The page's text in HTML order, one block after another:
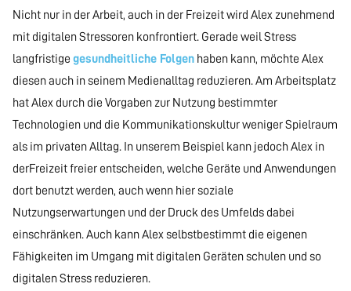
Nicht nur in der Arbeit, auch in der Freizeit wird Alex zunehmend
mit digitalen Stressoren konfrontiert. Gerade weil Stress
langfristige gesundheitliche Folgen haben kann, möchte Alex
diesen auch in seinem Medienalltag reduzieren. Am Arbeitsplatz
hat Alex durch die Vorgaben zur Nutzung bestimmter
Technologien und die Kommunikationskultur weniger Spielraum
als im privaten Alltag. In unserem Beispiel kann jedoch Alex in
derFreizeit freier entscheiden, welche Geräte und Anwendungen
dort benutzt werden, auch wenn hier soziale
Nutzungserwartungen und der Druck des Umfelds dabei
einschränken. Auch kann Alex selbstbestimmt die eigenen
Fähigkeiten im Umgang mit digitalen Geräten schulen und so
digitalen Stress reduzieren.